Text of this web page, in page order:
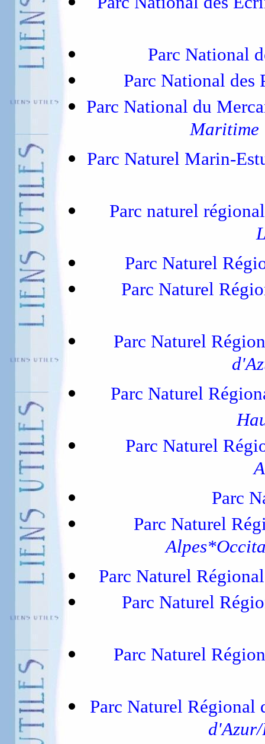
Parc National
Parc National des
Parc National du
Maritime
Parc Naturel Marin-
Parc naturel
Parc Naturel
Parc Naturel
Parc Naturel
Parc Naturel
Parc Naturel
Parc
Parc Naturel
Parc Naturel
Parc Naturel
Parc Naturel
Parc Naturel Régional